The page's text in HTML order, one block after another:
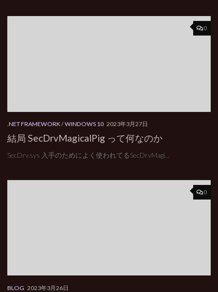
0
.NET FRAMEWORK/WINDOWS 10 2023年3月27日
結局 SecDrvMagicalPig って何なのか
SecDrv.sys 入手のためによく使われてるSecDrvMagi...
0
BLOG 2023年3月26日